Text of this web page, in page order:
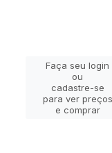
Faça seu login
ou
cadastre-se
para ver preços
e comprar